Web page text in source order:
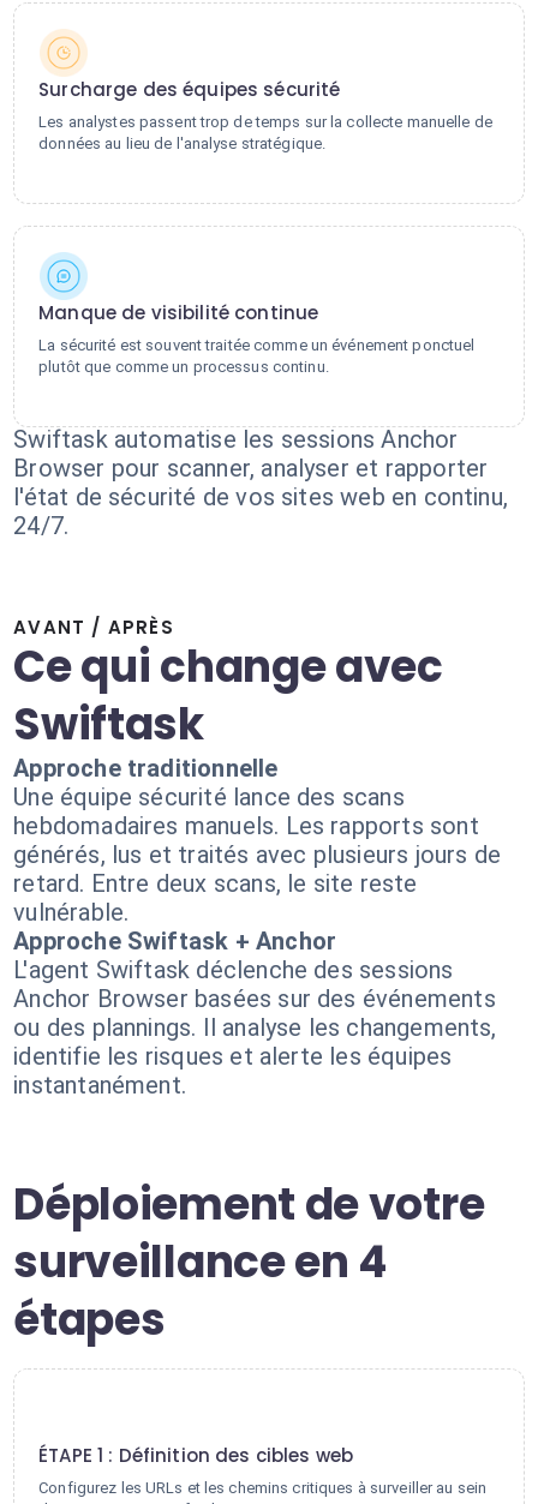
Surcharge des équipes sécurité
Les analystes passent trop de temps sur la collecte manuelle de
données au lieu de l'analyse stratégique.
Manque de visibilité continue
La sécurité est souvent traitée comme un événement ponctuel
plutôt que comme un processus continu.
Swiftask automatise les sessions Anchor
Browser pour scanner, analyser et rapporter
l'état de sécurité de vos sites web en continu,
24/7.
AVANT / APRÈS
Ce qui change avec
Swiftask
Approche traditionnelle
Une équipe sécurité lance des scans
hebdomadaires manuels. Les rapports sont
générés, lus et traités avec plusieurs jours de
retard. Entre deux scans, le site reste
vulnérable.
Approche Swiftask + Anchor
L'agent Swiftask déclenche des sessions
Anchor Browser basées sur des événements
ou des plannings. Il analyse les changements,
identifie les risques et alerte les équipes
instantanément.
Déploiement de votre
surveillance en 4
étapes
ÉTAPE 1 : Définition des cibles web
Configurez les URLs et les chemins critiques à surveiller au sein